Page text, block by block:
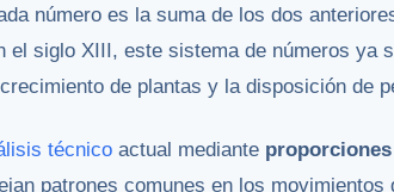
número es la suma de los dos
el siglo XIII, este sistema de números ya
de plantas y la disposición de
técnico actual mediante
patrones comunes en los